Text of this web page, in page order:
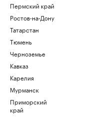
Пермский край
Ростов-на-Дону
Татарстан
Тюмень
Черноземье
Кавказ
Карелия
Мурманск
Приморский
край